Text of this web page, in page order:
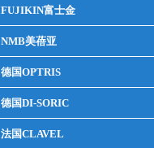
FUJIKIN富士金
NMB美蓓亚
德国OPTRIS
德国DI-SORIC
法国CLAVEL